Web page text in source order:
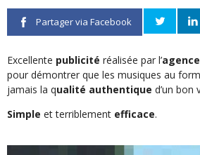
Partager via Facebook
Excellente publicité réalisée par l’
pour démontrer que les musiques au
jamais la qualité authentique d’un bon
Simple et terriblement efficace.